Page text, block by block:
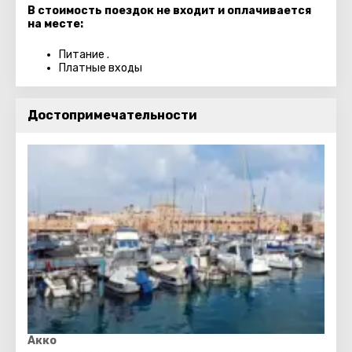
В стоимость поездок не входит и оплачивается
на месте:
Питание .
Платные входы
Достопримечательности
Акко